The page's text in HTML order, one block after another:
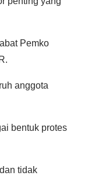
Pemko
anggota
bentuk protes
tidak